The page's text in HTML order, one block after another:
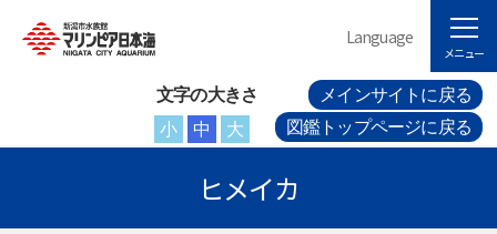
文字の大きさ
小
中 大
メインサイトに戻る
図鑑トップページに戻る
Language
メニュー
ヒメイカ